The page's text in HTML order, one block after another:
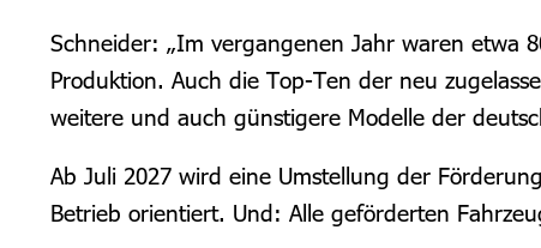
Schneider: „Im vergangenen Jahr waren etwa
Produktion. Auch die Top-Ten der neu
weitere und auch günstigere Modelle der
Ab Juli 2027 wird eine Umstellung der
Betrieb orientiert. Und: Alle geförderten